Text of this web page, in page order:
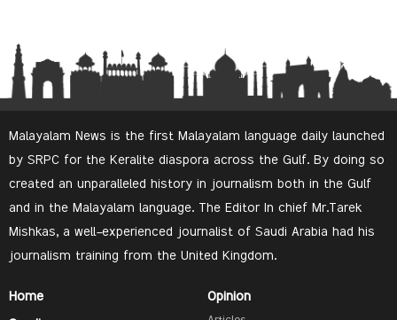
Malayalam News is the first Malayalam language daily launched
by SRPC for the Keralite diaspora across the Gulf. By doing so
created an unparalleled history in journalism both in the Gulf
and in the Malayalam language. The Editor In chief Mr.Tarek
Mishkas, a well-experienced journalist of Saudi Arabia had his
journalism training from the United Kingdom.
Home
Opinion